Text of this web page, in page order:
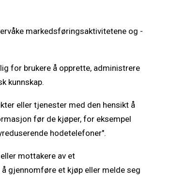
markedsføringsaktivitetene og -
for brukere å opprette, administrere
kunnskap.
eller tjenester med den hensikt å
før de kjøper, for eksempel
hodetelefoner".
mottakere av et
gjennomføre et kjøp eller melde seg